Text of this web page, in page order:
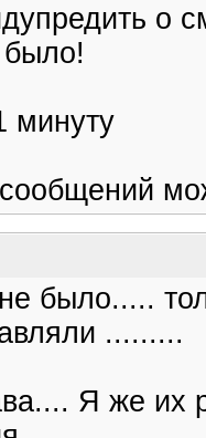
о
минуту
было.....
.........
Я же их